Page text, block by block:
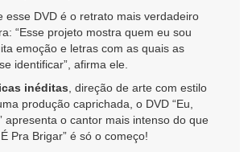
esse DVD é o retrato mais verdadeiro
“Esse projeto mostra quem eu sou
emoção e letras com as quais as
identificar”, afirma ele.
inéditas, direção de arte com estilo
produção caprichada, o DVD “Eu,
apresenta o cantor mais intenso do que
Pra Brigar” é só o começo!